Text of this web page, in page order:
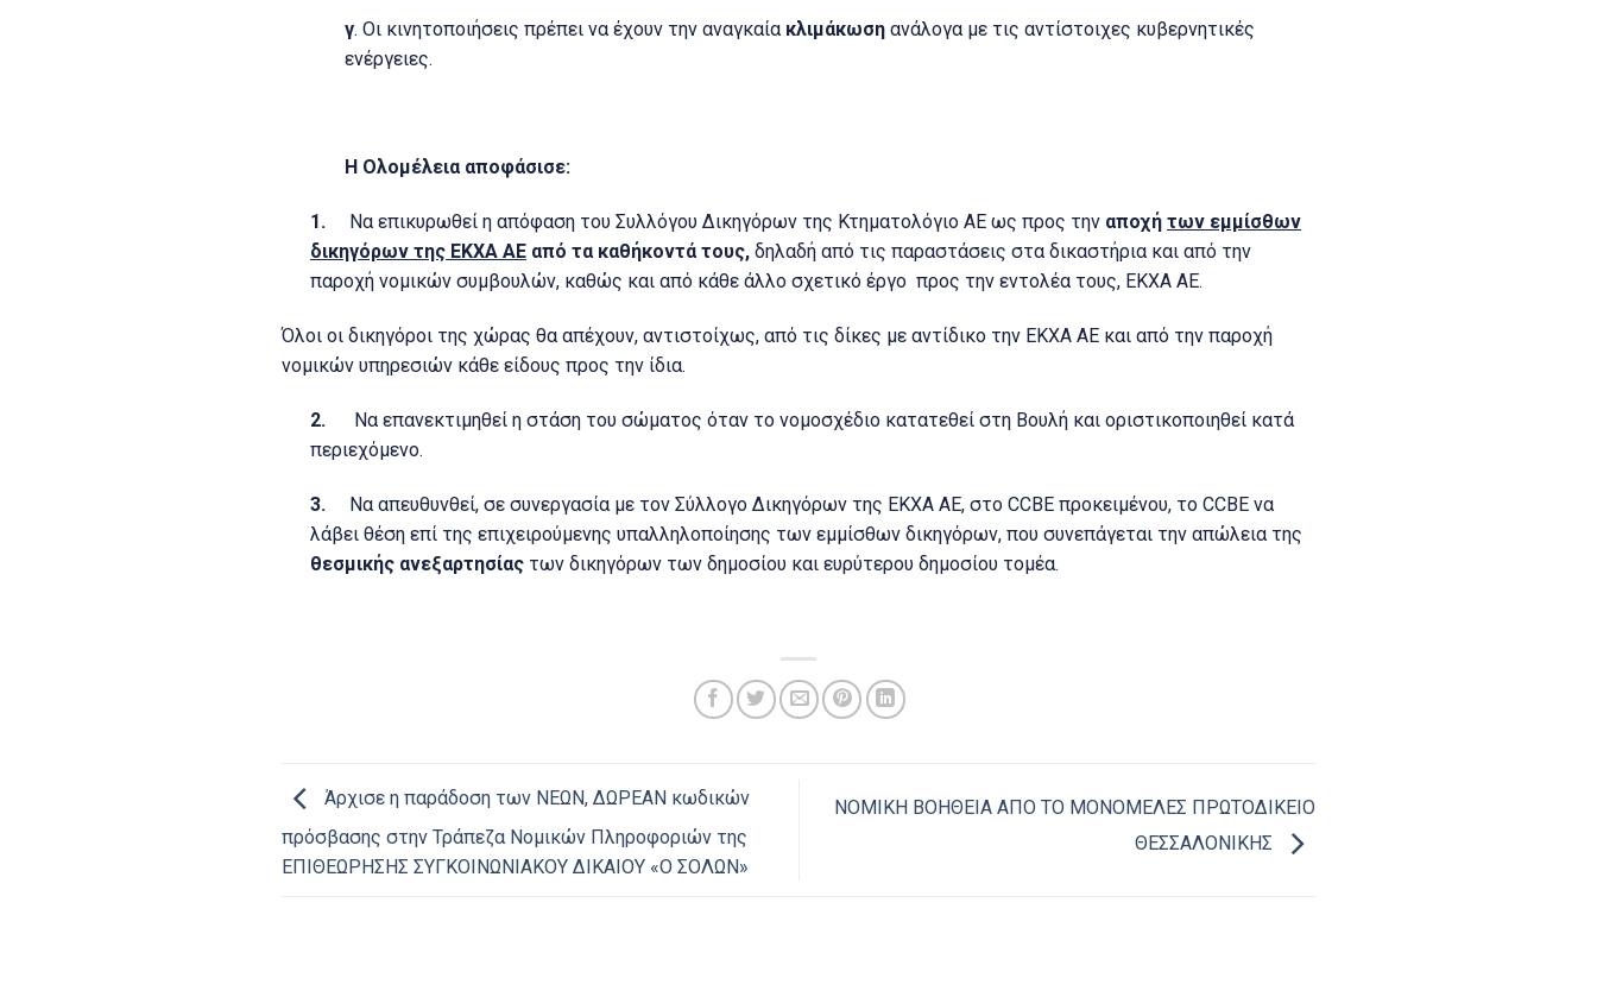
γ. Οι κινητοποιήσεις πρέπει να έχουν την αναγκαία κλιμάκωση ανάλογα με τις αντίστοιχες κυβερνητικές
ενέργειες.
Η Ολομέλεια αποφάσισε:
1. Να επικυρωθεί η απόφαση του Συλλόγου Δικηγόρων της Κτηματολόγιο ΑΕ ως προς την αποχή των εμμίσθων
δικηγόρων της ΕΚΧΑ ΑΕ από τα καθήκοντά τους, δηλαδή από τις παραστάσεις στα δικαστήρια και από την
παροχή νομικών συμβουλών, καθώς και από κάθε άλλο σχετικό έργο προς την εντολέα τους, ΕΚΧΑ ΑΕ.
Όλοι οι δικηγόροι της χώρας θα απέχουν, αντιστοίχως, από τις δίκες με αντίδικο την ΕΚΧΑ ΑΕ και από την παροχή
νομικών υπηρεσιών κάθε είδους προς την ίδια.
2.
Να επανεκτιμηθεί η στάση του σώματος όταν το νομοσχέδιο κατατεθεί στη Βουλή και οριστικοποιηθεί κατά
περιεχόμενο.
3. Να απευθυνθεί, σε συνεργασία με τον Σύλλογο Δικηγόρων της ΕΚΧΑ ΑΕ, στο CCBE προκειμένου, το CCBE να
λάβει θέση επί της επιχειρούμενης υπαλληλοποίησης των εμμίσθων δικηγόρων, που συνεπάγεται την απώλεια της
θεσμικής ανεξαρτησίας των δικηγόρων των δημοσίου και ευρύτερου δημοσίου τομέα.
Άρχισε η παράδοση των ΝΕΩΝ, ΔΩΡΕΑΝ κωδικών
πρόσβασης στην Τράπεζα Νομικών Πληροφοριών της
ΕΠΙΘΕΩΡΗΣΗΣ ΣΥΓΚΟΙΝΩΝΙΑΚΟΥ ΔΙΚΑΙΟΥ «Ο ΣΟΛΩΝ»
ΝΟΜΙΚΗ ΒΟΗΘΕΙΑ ΑΠΟ ΤΟ ΜΟΝΟΜΕΛΕΣ ΠΡΩΤΟΔΙΚΕΙΟ
ΘΕΣΣΑΛΟΝΙΚΗΣ